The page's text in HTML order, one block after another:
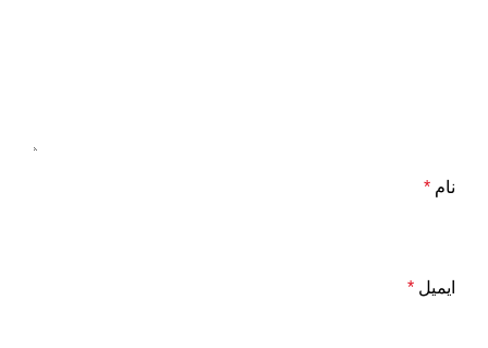
نام *
ایمیل *